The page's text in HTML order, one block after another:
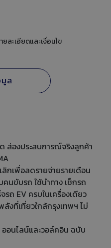
ยละเอียดและเงื่อนไข
ส่องประสบการณ์จริงลูกค้า
กเพื่อลดรายจ่ายรายเดือน
นขับรถ ใช้นำทาง เช็กรถ
ถ EV ครบในเครื่องเดียว
ลังที่เที่ยวใกล้กรุงเทพฯ ไม่
อนไลน์และวอล์คอิน ฉบับ